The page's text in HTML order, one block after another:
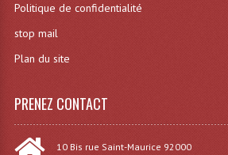
Pendrillon Et Ossature
Politique de confidentialité
stop mail
Plan du site
PRENEZ CONTACT
10 Bis rue Saint-Maurice 92000